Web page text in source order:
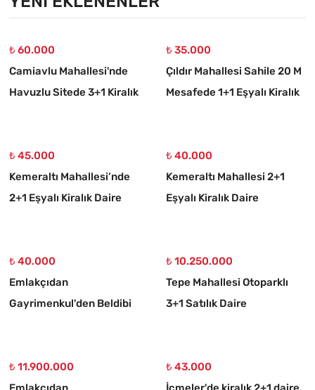
₺ 60.000
Camiavlu Mahallesi'nde
Havuzlu Sitede 3+1 Kiralık
₺ 35.000
Çıldır Mahallesi Sahile 20 M
Mesafede 1+1 Eşyalı Kiralık
₺ 45.000
Kemeraltı Mahallesi’nde
2+1 Eşyalı Kiralık Daire
₺ 40.000
Kemeraltı Mahallesi 2+1
Eşyalı Kiralık Daire
₺ 40.000
Emlakçıdan
Gayrimenkul'den Beldibi
₺ 10.250.000
Tepe Mahallesi Otoparklı
3+1 Satılık Daire
₺ 11.900.000
₺ 43.000